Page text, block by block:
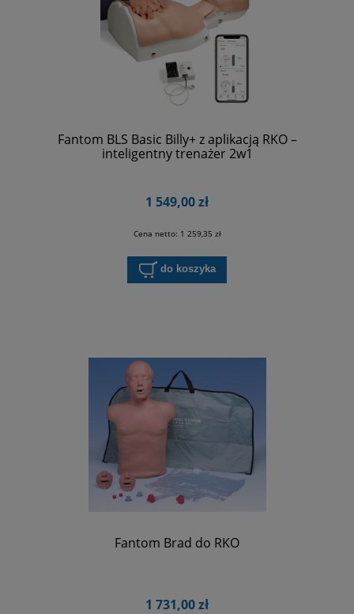
Fantom BLS Basic Billy+ z aplikacją RKO –
inteligentny trenażer 2w1
1 549,00 zł
Cena netto: 1 259,35 zł
do koszyka
Fantom Brad do RKO
1 731,00 zł